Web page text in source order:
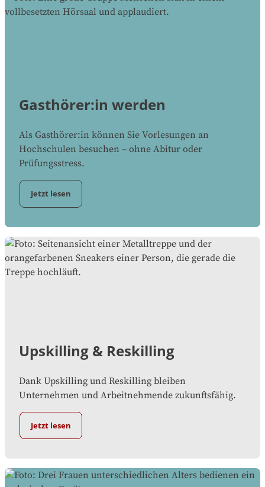
Gasthörer:in werden
Als Gasthörer:in können Sie Vorlesungen an
Hochschulen besuchen – ohne Abitur oder
Prüfungsstress.
Jetzt lesen
Upskilling & Reskilling
Dank Upskilling und Reskilling bleiben
Unternehmen und Arbeitnehmende zukunftsfähig.
Jetzt lesen